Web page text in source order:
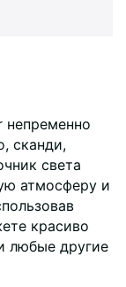
непременно
сканди,
света
атмосферу и
красиво
любые другие